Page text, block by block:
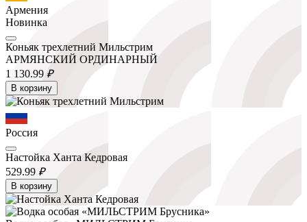
Армения
Новинка
Коньяк трехлетний Мильстрим
АРМЯНСКИЙ ОРДИНАРНЫЙ
1 130.99 ₽
В корзину
Россия
Настойка Ханта Кедровая
529.99 ₽
В корзину